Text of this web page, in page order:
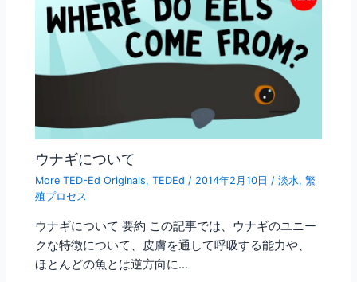
ウナギについて
More TED-Ed Originals,TEDEd / 2014年2月10日/淡水,繁
殖プロセス
ウナギについて 要約 この記事では、ウナギのユニー
クな特徴について、皮膚を通して呼吸する能力や、
ほとんどの魚とは逆方向に…